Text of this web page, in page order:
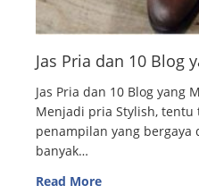
Jas Pria dan 10 Blog
Jas Pria dan 10 Blog
Menjadi pria Stylish,
penampilan yang bergaya
banyak…
Read More